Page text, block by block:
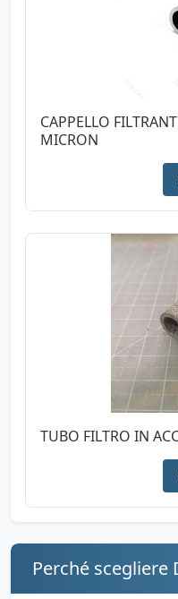
CAPPELLO
MICRON
TUBO FILTRO IN
Perché scegliere